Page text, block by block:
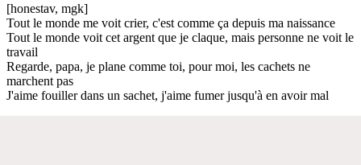
[honestav, mgk]
Tout le monde me voit crier, c'est comme ça depuis ma naissance
Tout le monde voit cet argent que je claque, mais personne ne voit le
travail
Regarde, papa, je plane comme toi, pour moi, les cachets ne
marchent pas
J'aime fouiller dans un sachet, j'aime fumer jusqu'à en avoir mal